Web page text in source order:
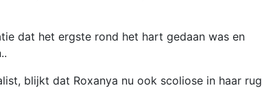
dat het ergste rond het hart gedaan was en
blijkt dat Roxanya nu ook scoliose in haar rug